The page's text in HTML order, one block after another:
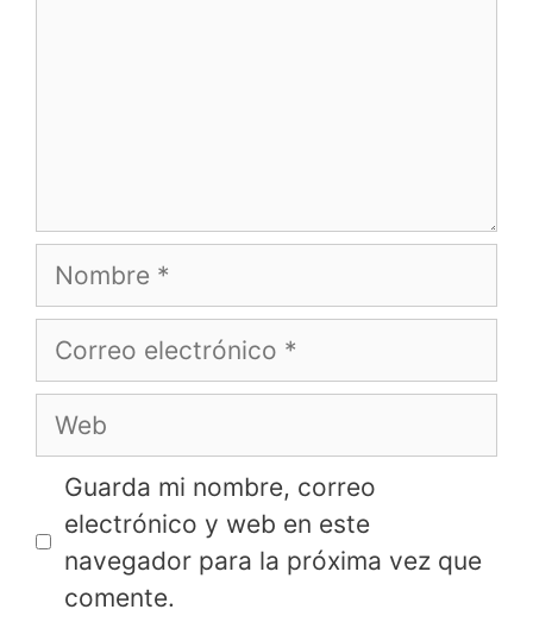
Nombre
Correo
Web
Guarda mi nombre, correo
electrónico y web en este
navegador para la próxima vez que
comente.